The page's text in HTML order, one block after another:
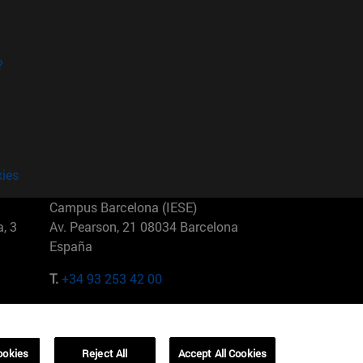
3
Campus Barcelona (IESE)
Av. Pearson, 21 08034 Barcelona
España
T.+34 93 253 42 00
01321001 Bela Vista Brasil
Reject All Accept All Cookies